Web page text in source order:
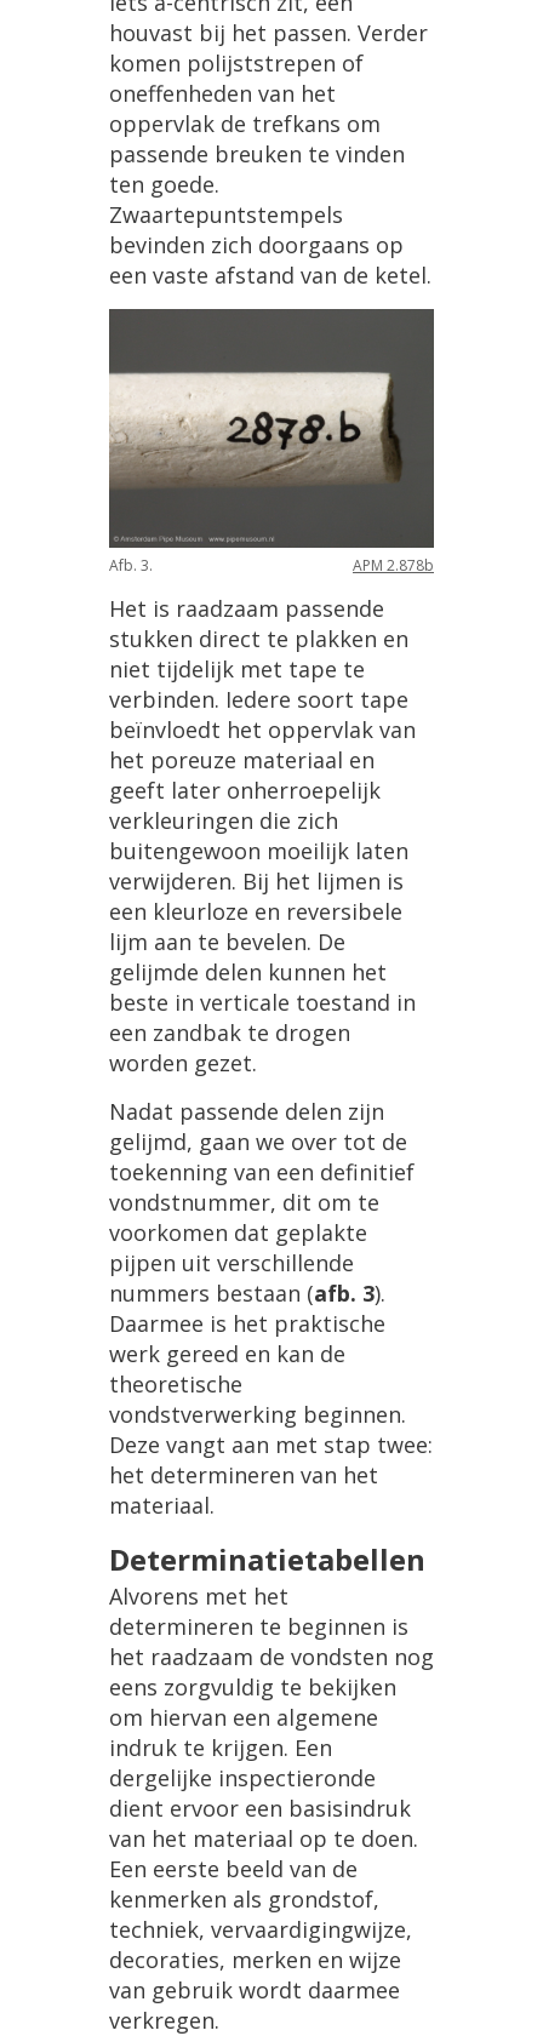
houvast bij het passen. Verder
komen polijststrepen of
oneffenheden van het
oppervlak de trefkans om
passende breuken te vinden
ten goede.
Zwaartepuntstempels
bevinden zich doorgaans op
een vaste afstand van de ketel.
Afb. 3. APM 2.878b
Het is raadzaam passende
stukken direct te plakken en
niet tijdelijk met tape te
verbinden. Iedere soort tape
beïnvloedt het oppervlak van
het poreuze materiaal en
geeft later onherroepelijk
verkleuringen die zich
buitengewoon moeilijk laten
verwijderen. Bij het lijmen is
een kleurloze en reversibele
lijm aan te bevelen. De
gelijmde delen kunnen het
beste in verticale toestand in
een zandbak te drogen
worden gezet.
Nadat passende delen zijn
gelijmd, gaan we over tot de
toekenning van een definitief
vondstnummer, dit om te
voorkomen dat geplakte
pijpen uit verschillende
nummers bestaan (afb. 3).
Daarmee is het praktische
werk gereed en kan de
theoretische
vondstverwerking beginnen.
Deze vangt aan met stap twee:
het determineren van het
materiaal.
Determinatietabellen
Alvorens met het
determineren te beginnen is
het raadzaam de vondsten nog
eens zorgvuldig te bekijken
om hiervan een algemene
indruk te krijgen. Een
dergelijke inspectieronde
dient ervoor een basisindruk
van het materiaal op te doen.
Een eerste beeld van de
kenmerken als grondstof,
techniek, vervaardigingwijze,
decoraties, merken en wijze
van gebruik wordt daarmee
verkregen.